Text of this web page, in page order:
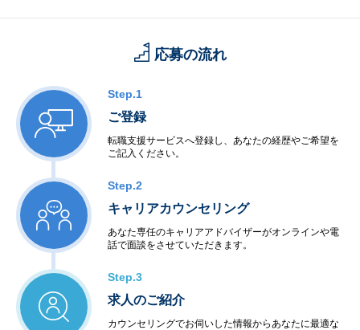
応募の流れ
Step.1
ご登録
転職支援サービスへ登録し、あなたの経歴やご希望を
ご記入ください。
Step.2
キャリアカウンセリング
あなた専任のキャリアアドバイザーがオンラインや電
話で面談をさせていただきます。
Step.3
求人のご紹介
カウンセリングでお伺いした情報からあなたに最適な